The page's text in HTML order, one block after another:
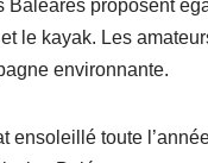
Baléares proposent
le kayak. Les
environnante.
ensoleillé toute